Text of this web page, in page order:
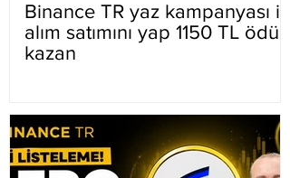
Binance TR yaz kampanyası ilk
alım satımını yap 1150 TL ödül
kazan